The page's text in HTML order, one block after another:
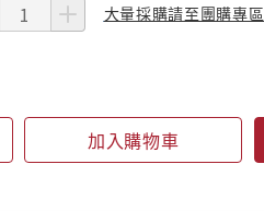
大量採購請至團購專區
加入購物車